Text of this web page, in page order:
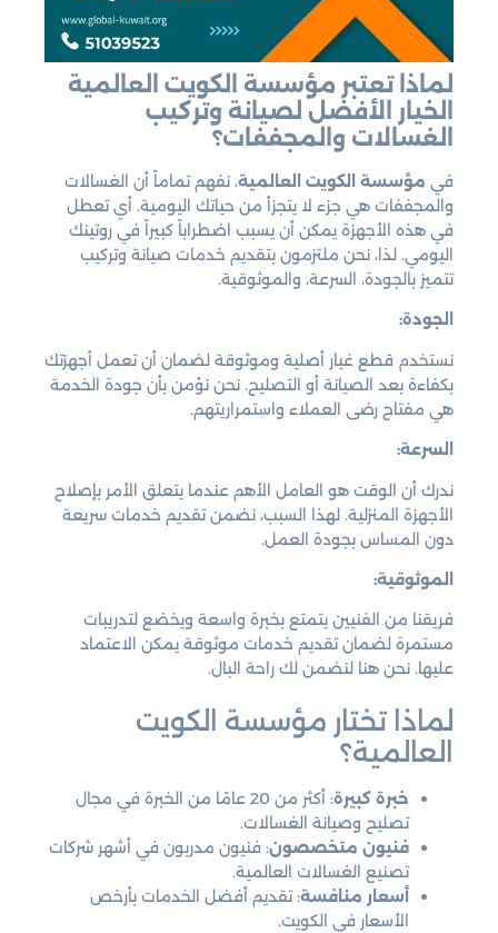
لماذا تعتبر مؤسسة الكويت العالمية
الخيار الأفضل لصيانة وتركيب
الغسالات والمجففات؟
في مؤسسة الكويت العالمية، نفهم تماماً أن الغسالات
والمجففات هي جزء لا يتجزأ من حياتك اليومية. أي تعطل
في هذه الأجهزة يمكن أن يسبب اضطراباً كبيراً في روتينك
اليومي. لذا، نحن ملتزمون بتقديم خدمات صيانة وتركيب
تتميز بالجودة، السرعة، والموثوقية.
الجودة:
نستخدم قطع غيار أصلية وموثوقة لضمان أن تعمل أجهزتك
بكفاءة بعد الصيانة أو التصليح. نحن نؤمن بأن جودة الخدمة
هي مفتاح رضى العملاء واستمراريتهم.
السرعة:
ندرك أن الوقت هو العامل الأهم عندما يتعلق الأمر بإصلاح
الأجهزة المنزلية. لهذا السبب، نضمن تقديم خدمات سريعة
دون المساس بجودة العمل.
الموثوقية:
فريقنا من الفنيين يتمتع بخبرة واسعة ويخضع لتدريبات
مستمرة لضمان تقديم خدمات موثوقة يمكن الاعتماد
عليها. نحن هنا لنضمن لك راحة البال.
لماذا تختار مؤسسة الكويت
العالمية؟
خبرة كبيرة
: أكثر من 20 عامًا من الخبرة في مجال
تصليح وصيانة الغسالات.
فنيون متخصصون: فنيون مدربون في أشهر شركات
تصنيع الغسالات العالمية.
أسعار منافسة: تقديم أفضل الخدمات بأرخص
الأسعار في الكويت.